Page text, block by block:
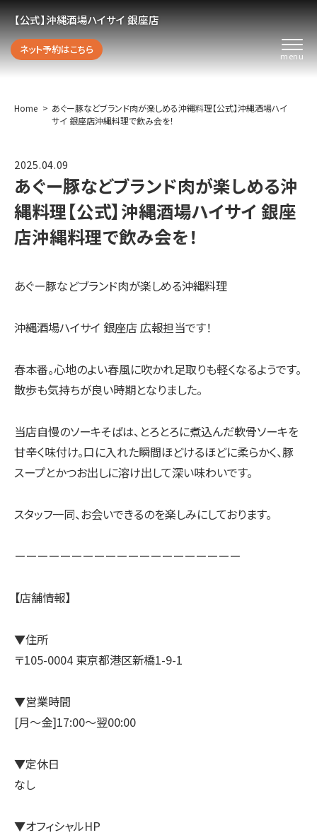
【公式】沖縄酒場ハイサイ 銀座店
ネット予約はこちら
Home
あぐー豚などブランド肉が楽しめる沖縄料理【公式】沖縄酒場ハイ
サイ 銀座店沖縄料理で飲み会を！
2025.04.09
あぐー豚などブランド肉が楽しめる沖
縄料理【公式】沖縄酒場ハイサイ 銀座
店沖縄料理で飲み会を！
あぐー豚などブランド肉が楽しめる沖縄料理
沖縄酒場ハイサイ 銀座店 広報担当です！
春本番。心地のよい春風に吹かれ足取りも軽くなるようです。
散歩も気持ちが良い時期となりました。
当店自慢のソーキそばは、とろとろに煮込んだ軟骨ソーキを
甘辛く味付け。口に入れた瞬間ほどけるほどに柔らかく、豚
スープとかつお出しに溶け出して深い味わいです。
スタッフ一同、お会いできるのを楽しみにしております。
ーーーーーーーーーーーーーーーーーーーー
【店舗情報】
▼住所
〒105-0004 東京都港区新橋1-9-1
▼営業時間
[月～金]17:00～翌00:00
▼定休日
なし
▼オフィシャルHP